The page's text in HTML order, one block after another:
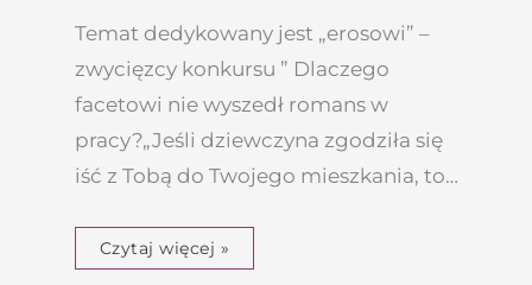
Temat dedykowany jest „erosowi” –
zwycięzcy konkursu ” Dlaczego
facetowi nie wyszedł romans w
pracy?„Jeśli dziewczyna zgodziła się
iść z Tobą do Twojego mieszkania, to…
Czytaj więcej »